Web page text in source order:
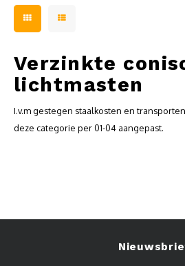
Verzinkte
lichtmasten
I.v.m gestegen staalkosten en
deze categorie per 01-04 aangepast.